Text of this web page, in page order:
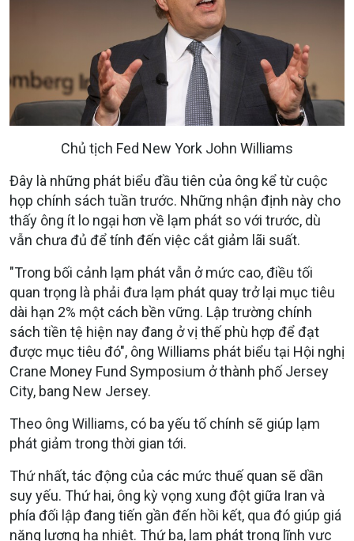
Chủ tịch Fed New York John Williams
Đây là những phát biểu đầu tiên của ông kể từ cuộc
họp chính sách tuần trước. Những nhận định này cho
thấy ông ít lo ngại hơn về lạm phát so với trước, dù
vẫn chưa đủ để tính đến việc cắt giảm lãi suất.
"Trong bối cảnh lạm phát vẫn ở mức cao, điều tối
quan trọng là phải đưa lạm phát quay trở lại mục tiêu
dài hạn 2% một cách bền vững. Lập trường chính
sách tiền tệ hiện nay đang ở vị thế phù hợp để đạt
được mục tiêu đó", ông Williams phát biểu tại Hội nghị
Crane Money Fund Symposium ở thành phố Jersey
City, bang New Jersey.
Theo ông Williams, có ba yếu tố chính sẽ giúp lạm
phát giảm trong thời gian tới.
Thứ nhất, tác động của các mức thuế quan sẽ dần
suy yếu. Thứ hai, ông kỳ vọng xung đột giữa Iran và
phía đối lập đang tiến gần đến hồi kết, qua đó giúp giá
năng lượng hạ nhiệt. Thứ ba, lạm phát trong lĩnh vực